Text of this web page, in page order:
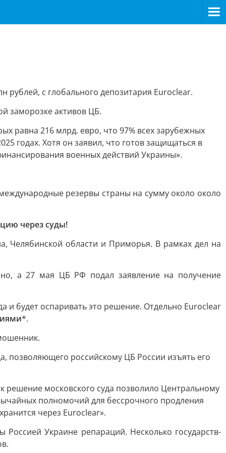
рублей, с глобального депозитария Euroclear.
заморозке активов ЦБ.
равна 216 млрд. евро, что 97% всех зарубежных
годах. Хотя он заявил, что готов защищаться в
военных действий Украины».
резервы страны на сумму около около
через суды!
Челябинской области и Приморья. В рамках дел на
а 27 мая ЦБ РФ подал заявление на получение
и будет оспаривать это решение. Отдельно Euroclear
*.
позволяющего российскому ЦБ России изъять его
решение московского суда позволило Центральному
полномочий для бессрочного продления
через Euroclear».
Украине репараций. Несколько государств-